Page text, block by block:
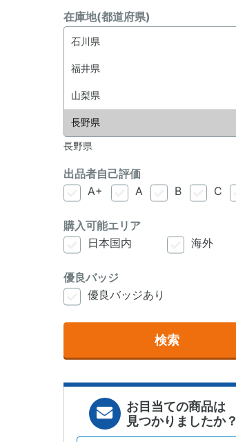
在庫地(都道府県)
長野県
出品者自己評価
A+
A B C
購入可能エリア
日本国内
海外
優良バッジ
優良バッジあり
検索
お目当ての商品は
見つかりましたか？